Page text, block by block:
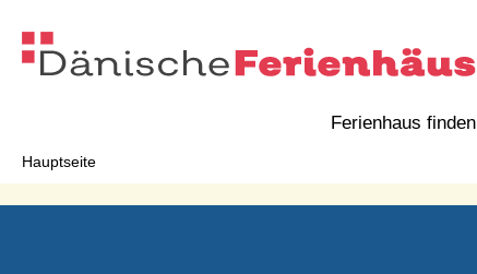
Ferienhaus finden
Hauptseite